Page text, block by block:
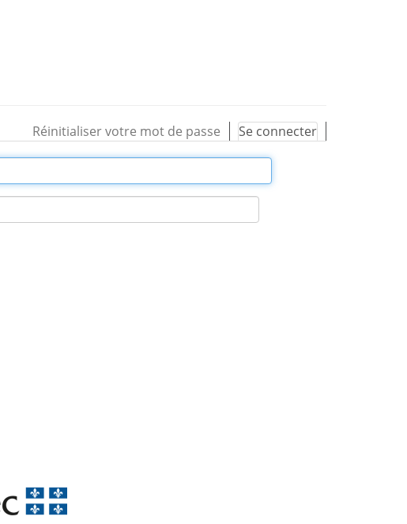
Se connecter
Réinitialiser votre mot de passe